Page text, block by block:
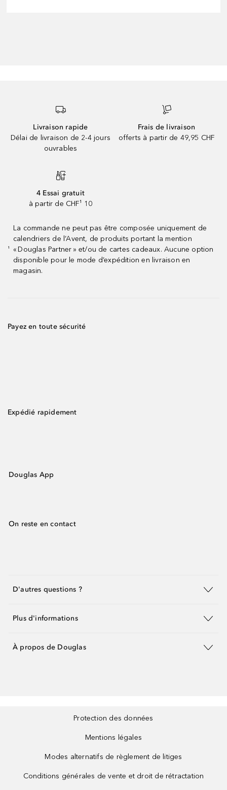
Livraison rapide
Délai de livraison de 2-4 jours
ouvrables
Frais de livraison
offerts à partir de 49,95 CHF
4 Essai gratuit
à partir de CHF¹ 10
¹
La commande ne peut pas être composée uniquement de
calendriers de l’Avent, de produits portant la mention
« Douglas Partner » et/ou de cartes cadeaux. Aucune option
disponible pour le mode d’expédition en livraison en
magasin.
Payez en toute sécurité
Expédié rapidement
Douglas App
On reste en contact
D'autres questions ?
Plus d'informations
À propos de Douglas
Protection des données
Mentions légales
Modes alternatifs de règlement de litiges
Conditions générales de vente et droit de rétractation